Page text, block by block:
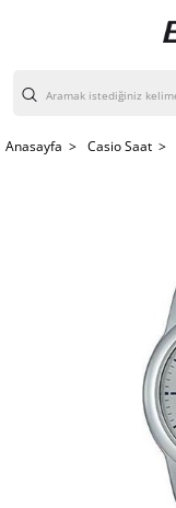
Anasayfa > Casio Saat >